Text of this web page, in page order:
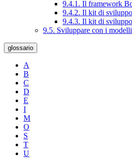
9.4.1. Il framework
9.4.2. Il kit di
9.4.3. Il kit di
9.5. Sviluppare con i
glossario
A
B
C
D
E
I
M
O
S
T
U